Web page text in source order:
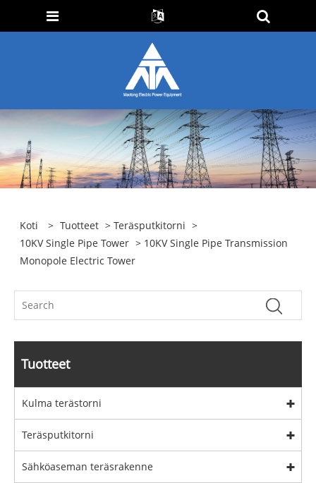
Koti > Tuotteet >Teräsputkitorni >
10KV Single Pipe Tower > 10KV Single Pipe Transmission
Monopole Electric Tower
Tuotteet
Kulma terästorni
Teräsputkitorni
Sähköaseman teräsrakenne